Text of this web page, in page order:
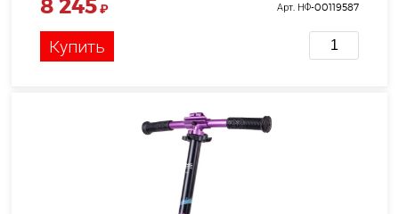
₽ Арт. НФ-00119587
Купить